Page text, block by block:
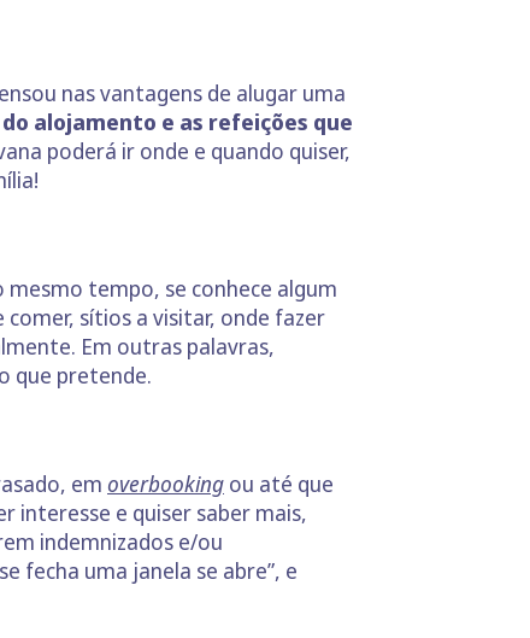
nas vantagens de alugar uma
alojamento e as refeições que
poderá ir onde e quando quiser,
mesmo tempo, se conhece algum
sítios a visitar, onde fazer
Em outras palavras,
que pretende.
em overbooking ou até que
interesse e quiser saber mais,
indemnizados e/ou
fecha uma janela se abre”, e